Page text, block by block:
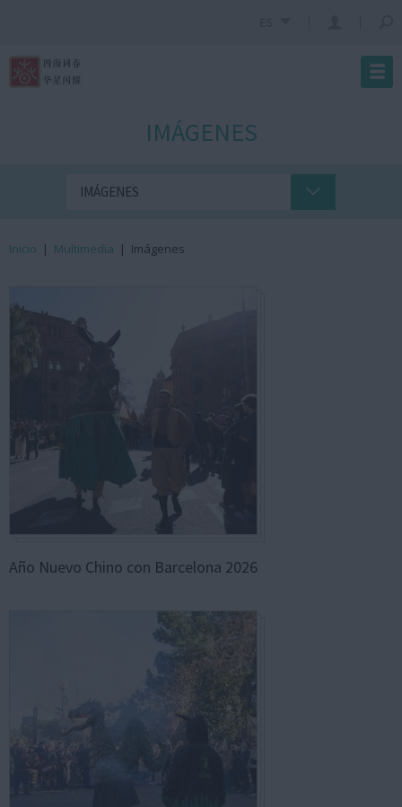
IMÁGENES
IMÁGENES
Inicio | Multimedia | Imágenes
Año Nuevo Chino con Barcelona 2026